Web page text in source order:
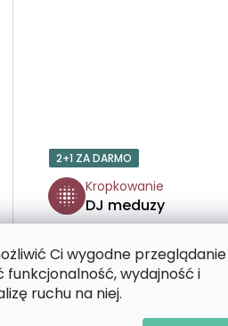
Ci wygodne przeglądanie
wydajność i
ruchu na niej.
2+1 ZA DARMO
Kropkowanie
DJ meduzy
zł39,90